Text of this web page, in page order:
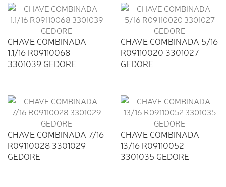
CHAVE COMBINADA
1.1/16 R09110068
3301039 GEDORE
CHAVE COMBINADA 5/16
R09110020 3301027
GEDORE
CHAVE COMBINADA 7/16
R09110028 3301029
GEDORE
CHAVE COMBINADA
13/16 R09110052
3301035 GEDORE